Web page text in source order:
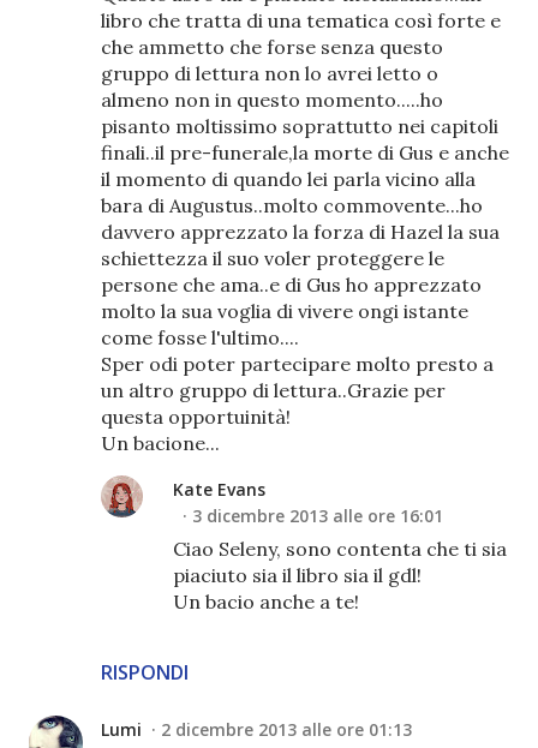
libro che tratta di una tematica così forte e
che ammetto che forse senza questo
gruppo di lettura non lo avrei letto o
almeno non in questo momento.....ho
pisanto moltissimo soprattutto nei capitoli
finali..il pre-funerale,la morte di Gus e anche
il momento di quando lei parla vicino alla
bara di Augustus..molto commovente...ho
davvero apprezzato la forza di Hazel la sua
schiettezza il suo voler proteggere le
persone che ama..e di Gus ho apprezzato
molto la sua voglia di vivere ongi istante
come fosse l'ultimo....
Sper odi poter partecipare molto presto a
un altro gruppo di lettura..Grazie per
questa opportuinità!
Un bacione...
RISPONDI
Kate Evans
3 dicembre 2013 alle ore 16:01
Ciao Seleny, sono contenta che ti sia
piaciuto sia il libro sia il gdl!
Un bacio anche a te!
Lumi 2 dicembre 2013 alle ore 01:13